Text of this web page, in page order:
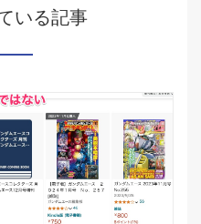
いる記事